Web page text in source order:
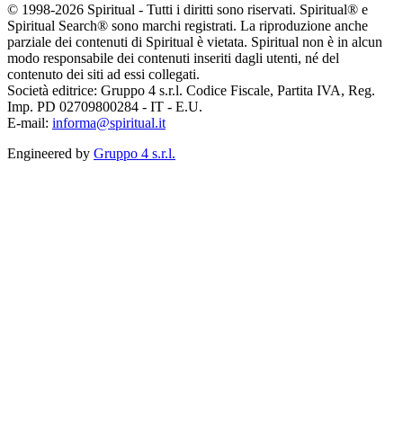
© 1998-2026 Spiritual - Tutti i diritti sono riservati. Spiritual® e
Spiritual Search® sono marchi registrati. La riproduzione anche
parziale dei contenuti di Spiritual è vietata. Spiritual non è in alcun
modo responsabile dei contenuti inseriti dagli utenti, né del
contenuto dei siti ad essi collegati.
Società editrice: Gruppo 4 s.r.l. Codice Fiscale, Partita IVA, Reg.
Imp. PD 02709800284 - IT - E.U.
E-mail: informa@spiritual.it
Engineered by Gruppo 4 s.r.l.